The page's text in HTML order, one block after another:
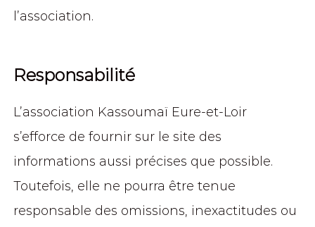
l’association.
Responsabilité
L’association Kassoumaï Eure-et-Loir
s’efforce de fournir sur le site des
informations aussi précises que possible.
Toutefois, elle ne pourra être tenue
responsable des omissions, inexactitudes ou